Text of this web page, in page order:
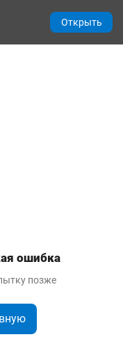
ошибка
позже
Открыть